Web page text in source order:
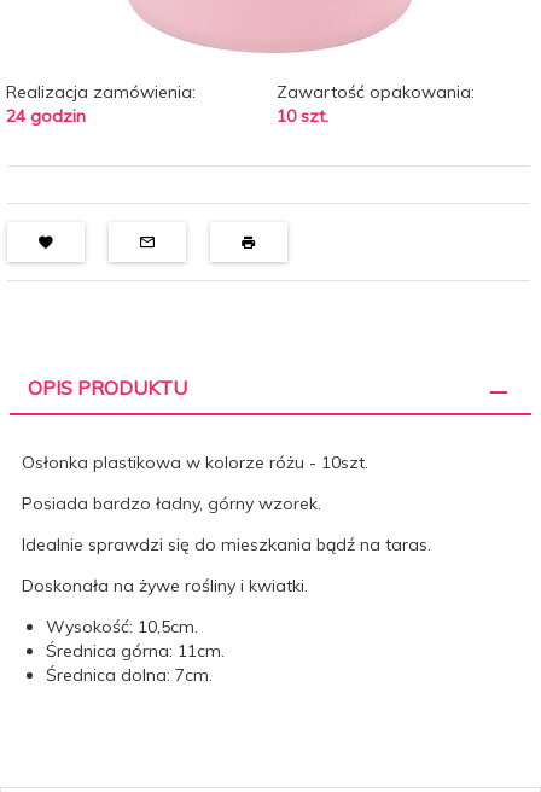
Realizacja zamówienia:
24 godzin
Zawartość opakowania:
10 szt.
OPIS PRODUKTU
Osłonka plastikowa w kolorze różu - 10szt.
Posiada bardzo ładny, górny wzorek.
Idealnie sprawdzi się do mieszkania bądź na taras.
Doskonała na żywe rośliny i kwiatki.
Wysokość: 10,5cm.
Średnica górna: 11cm.
Średnica dolna: 7cm.